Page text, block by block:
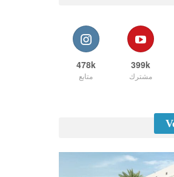
399k
مشترك
478k
متابع